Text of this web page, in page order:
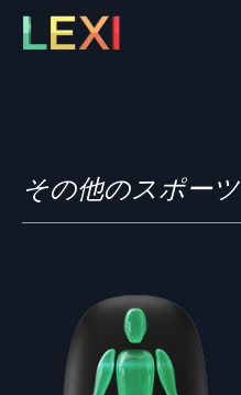
Skip
その他のスポーツ